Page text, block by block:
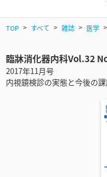
TOP すべて 雑誌 医学
臨牀消化器内科Vol.32
2017年11月号
内視鏡検診の実態と今後の